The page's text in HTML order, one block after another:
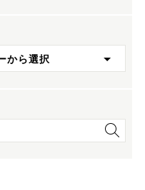
から選択